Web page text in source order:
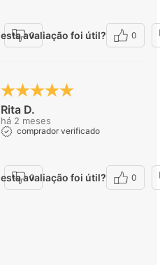
0
esta avaliação foi útil? 0
0
Rita D.
há 2 meses
comprador verificado
esta avaliação foi útil? 0